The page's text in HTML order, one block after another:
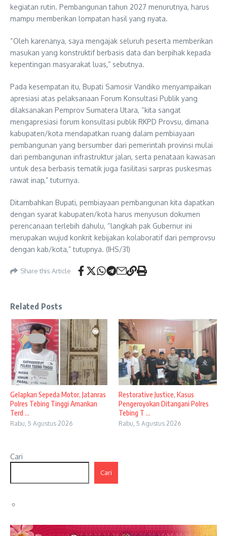
kegiatan rutin. Pembangunan tahun 2027 menurutnya, harus
mampu memberikan lompatan hasil yang nyata.
“Oleh karenanya, saya mengajak seluruh peserta memberikan
masukan yang konstruktif berbasis data dan berpihak kepada
kepentingan masyarakat luas,” sebutnya.
Pada kesempatan itu, Bupati Samosir Vandiko menyampaikan
apresiasi atas pelaksanaan Forum Konsultasi Publik yang
dilaksanakan Pemprov Sumatera Utara, “kita sangat
mengapresiasi forum konsultasi publik RKPD Provsu, dimana
kabupaten/kota mendapatkan ruang dalam pembiayaan
pembangunan yang bersumber dari pemerintah provinsi mulai
dari pembangunan infrastruktur jalan, serta penataan kawasan
untuk desa berbasis tematik juga fasilitasi sarpras puskesmas
rawat inap,” tuturnya.
Ditambahkan Bupati, pembiayaan pembangunan kita dapatkan
dengan syarat kabupaten/kota harus menyusun dokumen
perencanaan terlebih dahulu, “langkah pak Gubernur ini
merupakan wujud konkrit kebijakan kolaboratif dari pemprovsu
dengan kab/kota,” tutupnya. (IHS/31)
Share this Article
Related Posts
Gelapkan Sepeda Motor, Jatanras
Polres Tebing Tinggi Amankan
Terd ...
Rabu, 5 Agustus 2026
Restorative Justice, Kasus
Pengeroyokan Ditangani Polres
Tebing T ...
Rabu, 5 Agustus 2026
Cari
Cari